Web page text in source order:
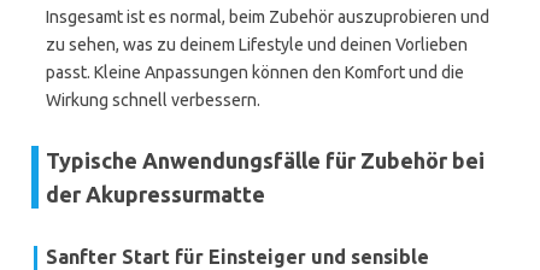
Insgesamt ist es normal, beim Zubehör auszuprobieren und
zu sehen, was zu deinem Lifestyle und deinen Vorlieben
passt. Kleine Anpassungen können den Komfort und die
Wirkung schnell verbessern.
Typische Anwendungsfälle für Zubehör bei
der Akupressurmatte
Sanfter Start für Einsteiger und sensible